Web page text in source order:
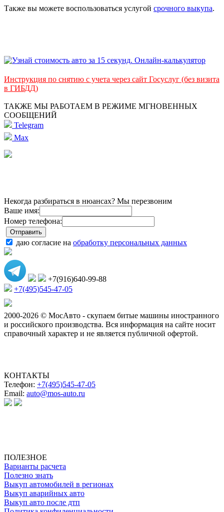
Также вы можете воспользоваться услугой срочного выкупа.
Инструкция по снятию с учета через сайт Госуслуг (без визита
в ГИБДД)
ТАКЖЕ МЫ РАБОТАЕМ В РЕЖИМЕ МГНОВЕННЫХ
СООБЩЕНИЙ
Telegram
Max
Некогда разбираться в нюансах? Мы перезвоним
Ваше имя:
Номер телефона:
даю согласие на обработку персональных данных
+7(916)640-99-88
+7(495)545-47-05
2000-2026 © МосАвто - скупаем битые машины иностранного
и российского производства. Вся информация на сайте носит
справочный характер и не является публичной офертой.
КОНТАКТЫ
Телефон: +7(495)545-47-05
Email: auto@mos-auto.ru
ПОЛЕЗНОЕ
Варианты расчета
Полезно знать
Выкуп автомобилей в регионах
Выкуп аварийных авто
Выкуп авто после дтп